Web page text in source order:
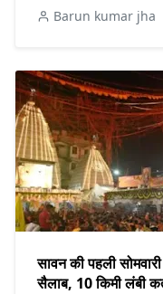
Barun kumar jha
सावन की पहली
सैलाब, 10 किमी लंबी